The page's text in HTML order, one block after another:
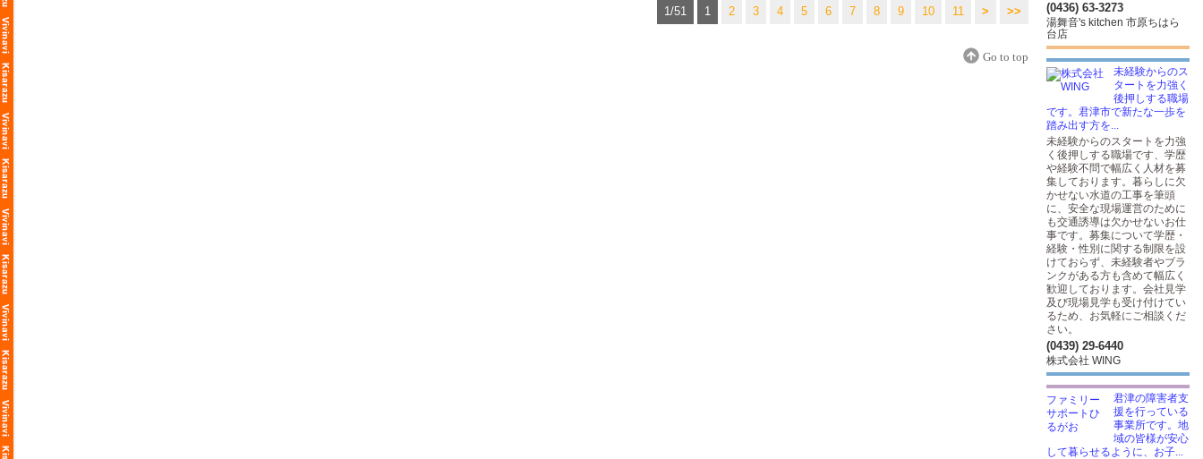
1/51 1 2 3 4 5 6 7 8 9 10 11 > >>
Go to top
(0436) 63-3273
湯舞音's kitchen 市原ちはら
台店
未経験からのス
タートを力強く
後押しする職場
です。君津市で新たな一歩を
踏み出す方を...
未経験からのスタートを力強
く後押しする職場です、学歴
や経験不問で幅広く人材を募
集しております。暮らしに欠
かせない水道の工事を筆頭
に、安全な現場運営のために
も交通誘導は欠かせないお仕
事です。募集について学歴・
経験・性別に関する制限を設
けておらず、未経験者やブラ
ンクがある方も含めて幅広く
歓迎しております。会社見学
及び現場見学も受け付けてい
るため、お気軽にご相談くだ
さい。
(0439) 29-6440
株式会社 WING
君津の障害者支
援を行っている
事業所です。地
域の皆様が安心
して暮らせるように、お子...